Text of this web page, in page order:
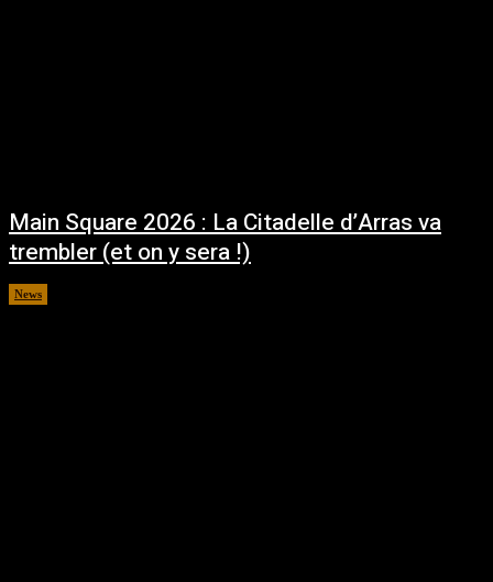
Main Square 2026 : La Citadelle d’Arras va
trembler (et on y sera !)
News